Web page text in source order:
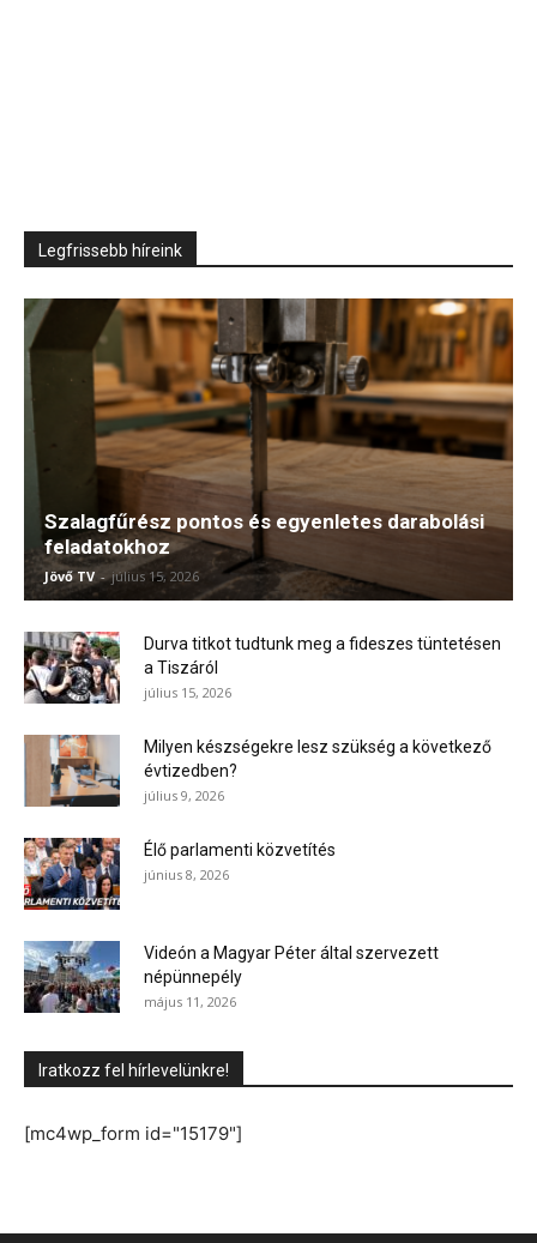
Legfrissebb híreink
Szalagfűrész pontos és egyenletes darabolási
feladatokhoz
Jövő TV - július 15, 2026
Durva titkot tudtunk meg a fideszes tüntetésen
a Tiszáról
július 15, 2026
Milyen készségekre lesz szükség a következő
évtizedben?
július 9, 2026
Élő parlamenti közvetítés
június 8, 2026
Videón a Magyar Péter által szervezett
népünnepély
május 11, 2026
Iratkozz fel hírlevelünkre!
[mc4wp_form id="15179"]